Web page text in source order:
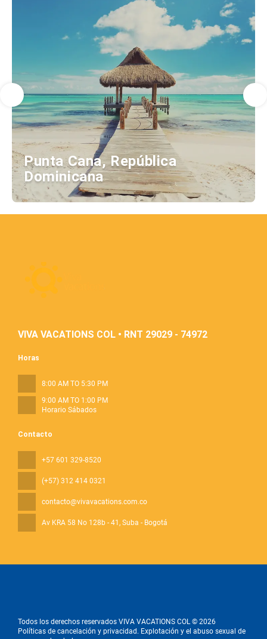
Punta Cana, República
Dominicana
VIVA VACATIONS COL • RNT 29029 - 74972
Contacto
+57 601 329-8520
(+57) 312 414 0321
contacto@vivavacations.com.co
Av KRA 58 No 128b - 41 , Suba - Bogotá
Horas
8:00 AM TO 5:30 PM
9:00 AM TO 1:00 PM
Horario Sábados
Todos los derechos reservados VIVA VACATIONS COL © 2026
Políticas de cancelación y privacidad. Explotación y el abuso sexual de